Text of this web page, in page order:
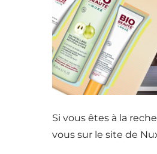
Si vous êtes à la
vous sur le site de